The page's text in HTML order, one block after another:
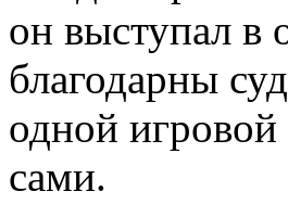
он выступал в
благодарны
одной
сами.